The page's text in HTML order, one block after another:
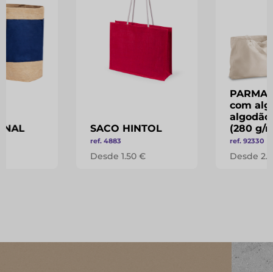
SACO HINTOL
ref. 4883
Desde 1.50 €
PARMA
com
(280 g/
ref. 92330
Desde